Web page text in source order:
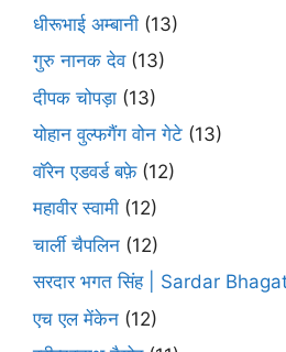
धीरूभाई अम्बानी (13)
गुरु नानक देव(13)
दीपक चोपड़ा (13)
योहान वुल्फगैंग वोन गेटे (13)
वॉरेन एडवर्ड बफ़े(12)
महावीर स्वामी (12)
चार्ली चैपलिन (12)
सरदार भगत सिंह | Sardar
एच एल मेंकेन (12)